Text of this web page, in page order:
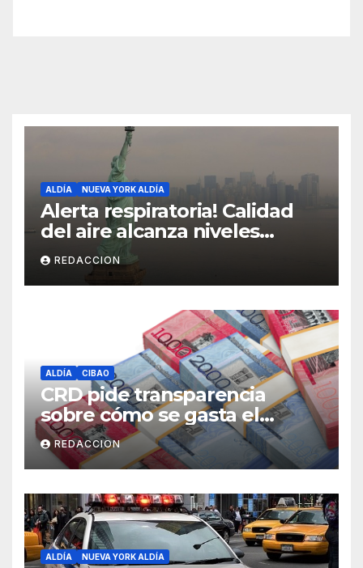
ALDÍA NUEVA YORK ALDÍA
Alerta respiratoria! Calidad
del aire alcanza niveles
peligrosos en NYC
REDACCION
ALDÍA CIBAO
CRD pide transparencia
sobre cómo se gasta el
dinero del Seguro Familiar de
Salud
REDACCION
ALDÍA NUEVA YORK ALDÍA